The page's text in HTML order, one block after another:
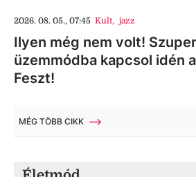
2026. 08. 05., 07:45 Kult, jazz
Ilyen még nem volt!
üzemmódba kapcsol idén
Feszt!
MÉG TÖBB CIKK